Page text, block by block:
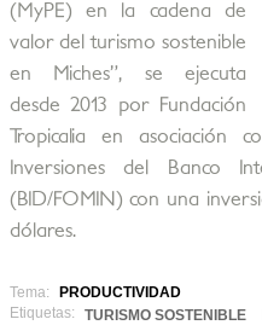
(MyPE) en la cadena de
valor del turismo sostenible
en Miches”, se ejecuta
desde 2013 por Fundación
Tropicalia en asociación
Inversiones del Banco
(BID/FOMIN) con una
dólares.
Tema:
PRODUCTIVIDAD
Etiquetas:
TURISMO SOSTENIBLE